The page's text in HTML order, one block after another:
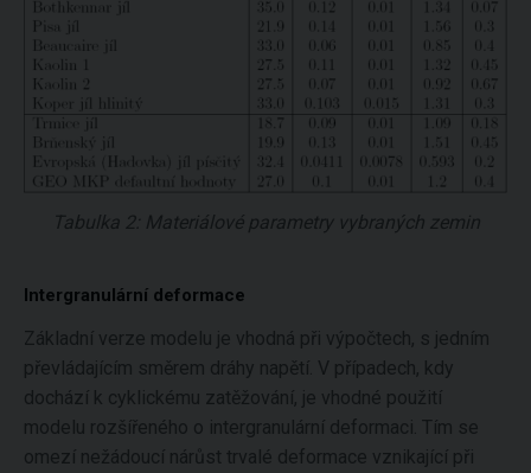
Tabulka 2: Materiálové parametry vybraných zemin
Intergranulární deformace
Základní verze modelu je vhodná při výpočtech, s jedním
převládajícím směrem dráhy napětí. V případech, kdy
dochází k cyklickému zatěžování, je vhodné použití
modelu rozšířeného o intergranulární deformaci. Tím se
omezí nežádoucí nárůst trvalé deformace vznikající při